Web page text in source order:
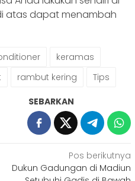
atas dapat menambah
keramas
rambut kering Tips
SEBARKAN
Pos berikutnya
Dukun Gadungan di Madiun